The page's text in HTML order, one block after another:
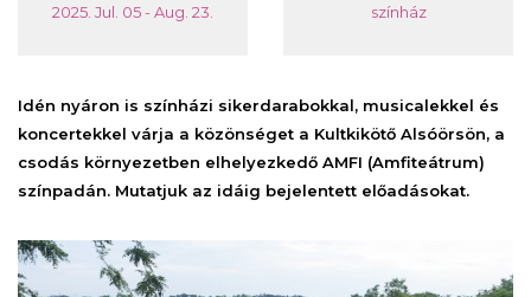
2025. Jul. 05 - Aug. 23. színház
Idén nyáron is színházi sikerdarabokkal, musicalekkel és
koncertekkel várja a közönséget a Kultkikötő Alsóörsön, a
csodás környezetben elhelyezkedő AMFI (Amfiteátrum)
színpadán. Mutatjuk az idáig bejelentett előadásokat.